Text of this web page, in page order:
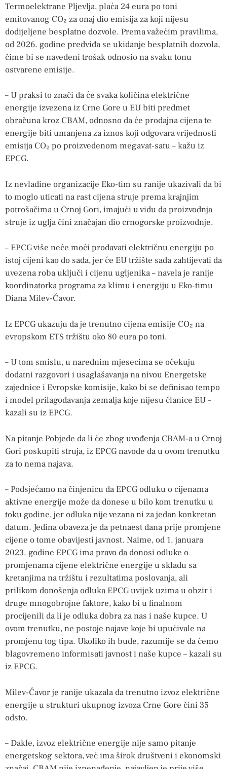
Termoelektrane Pljevlja, plaća 24 eura po toni
emitovanog CO₂ za onaj dio emisija za koji nijesu
dodijeljene besplatne dozvole. Prema važećim pravilima,
od 2026. godine predviđa se ukidanje besplatnih dozvola,
čime bi se navedeni trošak odnosio na svaku tonu
ostvarene emisije.
– U praksi to znači da će svaka količina električne
energije izvezena iz Crne Gore u EU biti predmet
obračuna kroz CBAM, odnosno da će prodajna cijena te
energije biti umanjena za iznos koji odgovara vrijednosti
emisija CO₂ po proizvedenom megavat-satu – kažu iz
EPCG.
Iz nevladine organizacije Eko-tim su ranije ukazivali da bi
to moglo uticati na rast cijena struje prema krajnjim
potrošačima u Crnoj Gori, imajući u vidu da proizvodnja
struje iz uglja čini značajan dio crnogorske proizvodnje.
– EPCG više neće moći prodavati električnu energiju po
istoj cijeni kao do sada, jer će EU tržište sada zahtijevati da
uvezena roba uključi i cijenu ugljenika – navela je ranije
koordinatorka programa za klimu i energiju u Eko-timu
Diana Milev-Čavor.
Iz EPCG ukazuju da je trenutno cijena emisije CO₂ na
evropskom ETS tržištu oko 80 eura po toni.
– U tom smislu, u narednim mjesecima se očekuju
dodatni razgovori i usaglašavanja na nivou Energetske
zajednice i Evropske komisije, kako bi se definisao tempo
i model prilagođavanja zemalja koje nijesu članice EU –
kazali su iz EPCG.
Na pitanje Pobjede da li će zbog uvođenja CBAM-a u Crnoj
Gori poskupiti struja, iz EPCG navode da u ovom trenutku
za to nema najava.
– Podsjećamo na činjenicu da EPCG odluku o cijenama
aktivne energije može da donese u bilo kom trenutku u
toku godine, jer odluka nije vezana ni za jedan konkretan
datum. Jedina obaveza je da petnaest dana prije promjene
cijene o tome obavijesti javnost. Naime, od 1. januara
2023. godine EPCG ima pravo da donosi odluke o
promjenama cijene električne energije u skladu sa
kretanjima na tržištu i rezultatima poslovanja, ali
prilikom donošenja odluka EPCG uvijek uzima u obzir i
druge mnogobrojne faktore, kako bi u finalnom
procijenili da li je odluka dobra za nas i naše kupce. U
ovom trenutku, ne postoje najave koje bi upućivale na
promjenu tog tipa. Ukoliko ih bude, razumije se da ćemo
blagovremeno informisati javnost i naše kupce – kazali su
iz EPCG.
Milev-Čavor je ranije ukazala da trenutno izvoz električne
energije u strukturi ukupnog izvoza Crne Gore čini 35
odsto.
– Dakle, izvoz električne energije nije samo pitanje
energetskog sektora, već ima širok društveni i ekonomski